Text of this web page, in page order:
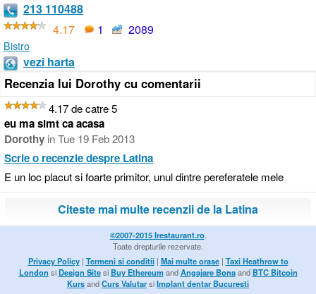
213 110488
4.17
1 2089
Bistro
vezi harta
Recenzia lui Dorothy cu comentarii
4.17 de catre 5
eu ma simt ca acasa
Dorothy inTue 19 Feb 2013
Scrie o recenzie despre Latina
E un loc placut si foarte primitor, unul dintre pereferatele mele
Citeste mai multe recenzii de la Latina
©2007-2015 Irestaurant.ro.
Toate drepturile rezervate.
Privacy Policy| Termeni si conditii| Mai multe orase| Taxi Heathrow to
London siDesign Sitesi Buy EthereumandAngajare Bonaand BTC Bitcoin
KursandCurs ValutarsiImplant dentar Bucuresti